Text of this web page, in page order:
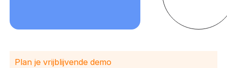
Plan je vrijblijvende demo